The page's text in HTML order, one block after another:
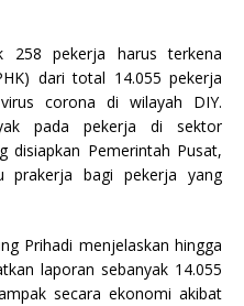
258 pekerja harus terkena
dari total 14.055 pekerja
corona di wilayah DIY.
pada pekerja di sektor
disiapkan Pemerintah Pusat,
prakerja bagi pekerja yang
Prihadi menjelaskan hingga
laporan sebanyak 14.055
secara ekonomi akibat